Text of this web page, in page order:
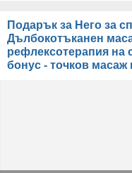
Подарък за Него за
Дълбокотъканен
рефлексотерапия на
бонус - точков масаж